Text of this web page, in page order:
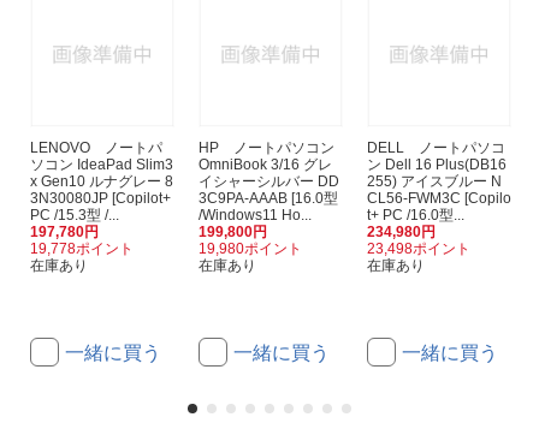
LENOVO ノートパ
ソコン IdeaPad Slim3
x Gen10 ルナグレー 8
3N30080JP [Copilot+
PC /15.3型 /...
197,780円
19,778ポイント
在庫あり
一緒に買う
HP ノートパソコン
OmniBook 3/16 グレ
イシャーシルバー DD
3C9PA-AAAB [16.0型
/Windows11 Ho...
199,800円
19,980ポイント
在庫あり
一緒に買う
DELL ノートパソコ
ン Dell 16 Plus(DB16
255) アイスブルー N
CL56-FWM3C [Copilo
t+ PC /16.0型...
234,980円
23,498ポイント
在庫あり
一緒に買う